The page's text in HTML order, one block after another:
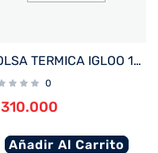
BOLSA TERMICA IGLOO 16 LATAS MAXCOLD AZUL 66114
0
310.000
Añadir Al Carrito